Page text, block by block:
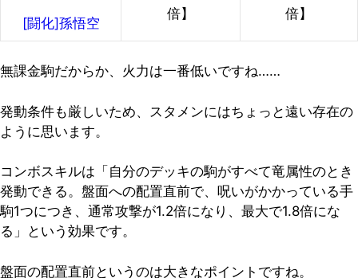
[闘化]孫悟空
倍】
倍】
無課金駒だからか、火力は一番低いですね……
発動条件も厳しいため、スタメンにはちょっと遠い存在の
ように思います。
コンボスキルは「自分のデッキの駒がすべて竜属性のとき
発動できる。盤面への配置直前で、呪いがかかっている手
駒1つにつき、通常攻撃が1.2倍になり、最大で1.8倍にな
る」という効果です。
盤面の配置直前というのは大きなポイントですね。